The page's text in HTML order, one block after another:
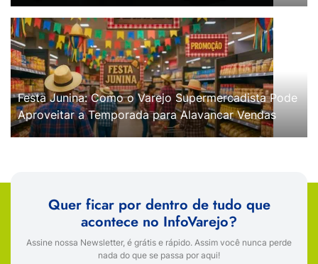
Festa Junina: Como o Varejo Supermercadista Pode
Aproveitar a Temporada para Alavancar Vendas
Quer ficar por dentro de tudo que
acontece no InfoVarejo?
Assine nossa Newsletter, é grátis e rápido. Assim você nunca perde
nada do que se passa por aqui!